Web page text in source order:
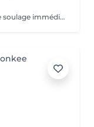
Idéal après une journée agitée, ce massage soulage immédiatement vos pieds.